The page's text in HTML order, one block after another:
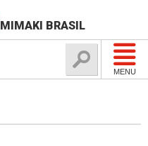
MIMAKI BRASIL
MENU